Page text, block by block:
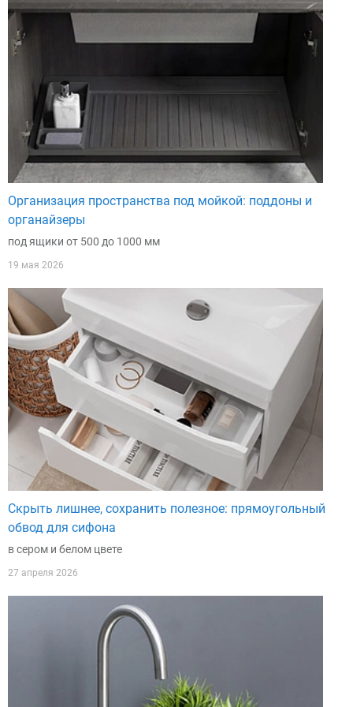
Организация пространства под мойкой: поддоны и
органайзеры
под ящики от 500 до 1000 мм
19 мая 2026
Скрыть лишнее, сохранить полезное: прямоугольный
обвод для сифона
в сером и белом цвете
27 апреля 2026